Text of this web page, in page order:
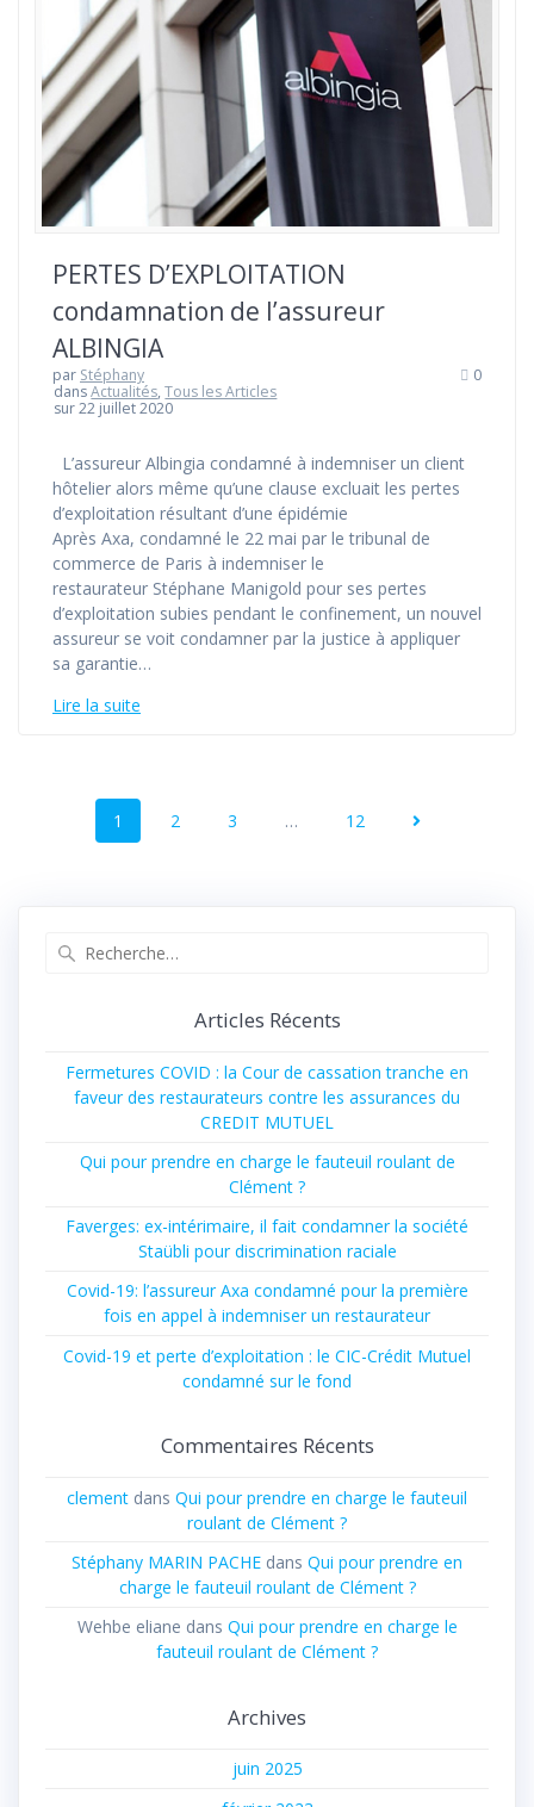
PERTES D’EXPLOITATION
condamnation de l’assureur
ALBINGIA
par Stéphany
dansActualités,Tous les Articles
sur 22 juillet 2020
0
L’assureur Albingia condamné à indemniser un client
hôtelier alors même qu’une clause excluait les pertes
d’exploitation résultant d’une épidémie
Après Axa, condamné le 22 mai par le tribunal de
commerce de Paris à indemniser le
restaurateur Stéphane Manigold pour ses pertes
d’exploitation subies pendant le confinement, un nouvel
assureur se voit condamner par la justice à appliquer
sa garantie…
Lire la suite
1 2 3 … 12
Articles Récents
Fermetures COVID : la Cour de cassation tranche en
faveur des restaurateurs contre les assurances du
CREDIT MUTUEL
Qui pour prendre en charge le fauteuil roulant de
Clément ?
Faverges: ex-intérimaire, il fait condamner la société
Staübli pour discrimination raciale
Covid-19: l’assureur Axa condamné pour la première
fois en appel à indemniser un restaurateur
Covid-19 et perte d’exploitation : le CIC-Crédit Mutuel
condamné sur le fond
Commentaires Récents
clement dans Qui pour prendre en charge le fauteuil
roulant de Clément ?
Stéphany MARIN PACHE dans Qui pour prendre en
charge le fauteuil roulant de Clément ?
Wehbe eliane dans Qui pour prendre en charge le
fauteuil roulant de Clément ?
Archives
juin 2025